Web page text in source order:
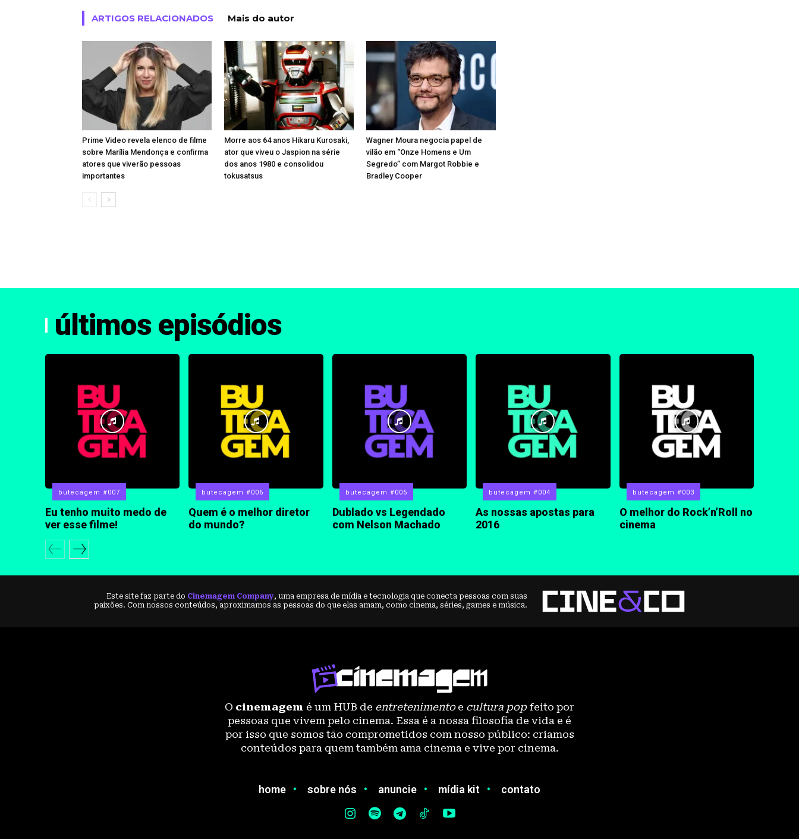
ARTIGOS RELACIONADOS Mais do autor
Prime Video revela elenco de filme
sobre Marília Mendonça e confirma
atores que viverão pessoas
importantes
Morre aos 64 anos Hikaru Kurosaki,
ator que viveu o Jaspion na série
dos anos 1980 e consolidou
tokusatsus
Wagner Moura negocia papel de
vilão em “Onze Homens e Um
Segredo” com Margot Robbie e
Bradley Cooper
últimos episódios
butecagem #007
Eu tenho muito medo de
ver esse filme!
butecagem #006
Quem é o melhor diretor
do mundo?
butecagem #005
Dublado vs Legendado
com Nelson Machado
butecagem #004
As nossas apostas para
2016
butecagem #003
O melhor do Rock’n’Roll no
cinema
Este site faz parte do Cinemagem Company, uma empresa de mídia e tecnologia que conecta pessoas com suas
paixões. Com nossos conteúdos, aproximamos as pessoas do que elas amam, como cinema, séries, games e música.
O cinemagem é um HUB de entretenimentoe cultura popfeito por
pessoas que vivem pelo cinema. Essa é a nossa filosofia de vida e é
por isso que somos tão comprometidos com nosso público: criamos
conteúdos para quem também ama cinema e vive por cinema.
home sobre nós anuncie mídia kit contato